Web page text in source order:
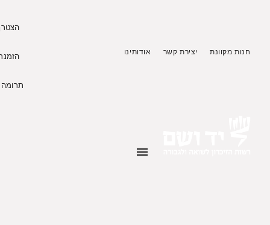
חנות מקוונת יצירת קשר אודותינו
תרומה
menu